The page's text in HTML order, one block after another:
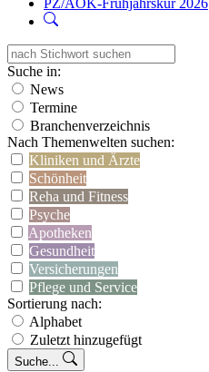
PZ/AOK-Frühjahrskur 2026
Suche in:
News
Termine
Branchenverzeichnis
Nach Themenwelten suchen:
Kliniken und Ärzte
Schönheit
Reha und Fitness
Psyche
Apotheken
Gesundheit
Versicherungen
Pflege und Service
Sortierung nach:
Alphabet
Zuletzt hinzugefügt
Suche...